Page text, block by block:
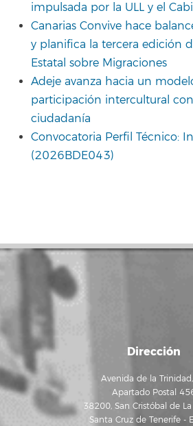
impulsada por la ULL y el
Canarias Convive hace
y planifica la tercera edición
Estatal sobre Migraciones
Adeje avanza hacia un
participación intercultural
ciudadanía
Convocatoria Perfil Técnico:
(2026BDE043)
Dirección
Avenida de la
Apartado Postal
38200, San Cristóbal de
Santa Cruz de Tenerife -